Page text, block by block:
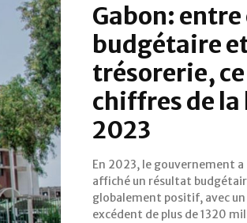
Gabon:
budgétaire
trésorerie,
chiffres de
2023
En 2023, le gouvernement a
affiché un résultat
globalement positif, avec un
excédent de plus de 1320
apparente performance, la
trésorerie publique a révélé
tout autre visage avec un déficit